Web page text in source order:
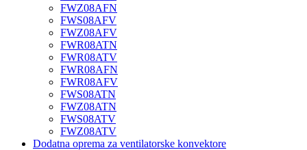
FWZ08AFN
FWS08AFV
FWZ08AFV
FWR08ATN
FWR08ATV
FWR08AFN
FWR08AFV
FWS08ATN
FWZ08ATN
FWS08ATV
FWZ08ATV
Dodatna oprema za ventilatorske konvektore